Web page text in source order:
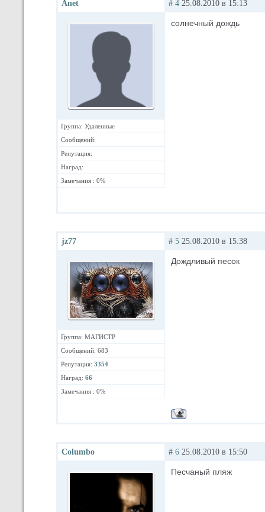
Anet
Группа: Удаленные
Сообщений:
Репутация:
Наград:
Замечания : 0%
# 4 25.08.2010 в 15:13
солнечный дождь
jz77
Группа: МАГИСТР
Сообщений: 683
Репутация: 3354
Наград: 66
Замечания : 0%
# 5 25.08.2010 в 15:38
Дождливый песок
Columbo # 6 25.08.2010 в 15:50
Песчаный пляж